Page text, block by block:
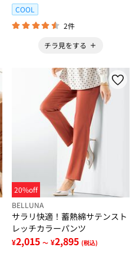
COOL
2件
チラ見をする
20%off
BELLUNA
サラリ快適！蓄熱綿サテンスト
レッチカラーパンツ
¥2,015 ～ ¥2,895 (税込)